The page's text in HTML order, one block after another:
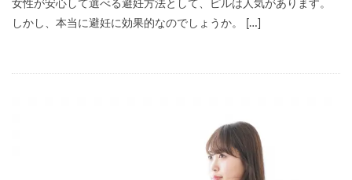
女性が安心して選べる避妊方法として、ピルは人気があります。
しかし、本当に避妊に効果的なのでしょうか。 […]